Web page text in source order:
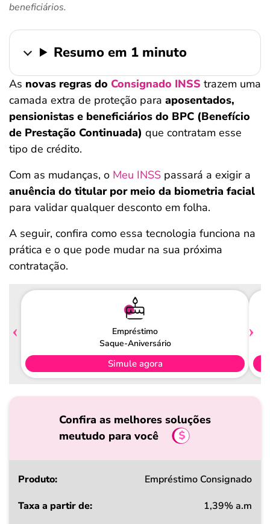
beneficiários.
Resumo em 1 minuto
As novas regras do Consignado INSS trazem uma
camada extra de proteção para aposentados,
pensionistas e beneficiários do BPC (Benefício
de Prestação Continuada) que contratam esse
tipo de crédito.
Com as mudanças, o Meu INSS passará a exigir a
anuência do titular por meio da biometria facial
para validar qualquer desconto em folha.
A seguir, confira como essa tecnologia funciona na
prática e o que pode mudar na sua próxima
contratação.
Empréstimo
Saque-Aniversário
Simule agora
Confira as melhores soluções
meutudo para você
Produto
Empréstimo Consignado
1,39% a.m